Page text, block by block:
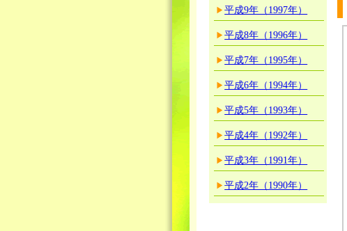
平成9年（1997年）
平成8年（1996年）
平成7年（1995年）
平成6年（1994年）
平成5年（1993年）
平成4年（1992年）
平成3年（1991年）
平成2年（1990年）